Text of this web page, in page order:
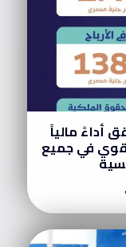
مالياً
مع نمو قوي في جميع